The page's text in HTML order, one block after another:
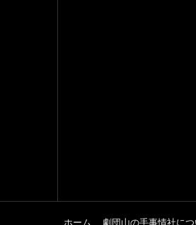
ホーム 劇団山の手事情社につ